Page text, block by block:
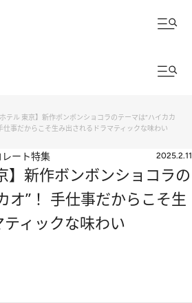
ホテル 東京】新作ボンボンショコラのテーマは“ハイカカ
仕事だからこそ生み出されるドラマティックな味わい
ート特集 2025.2.11
】新作ボンボンショコラの
オ”！ 手仕事だからこそ生
ィックな味わい